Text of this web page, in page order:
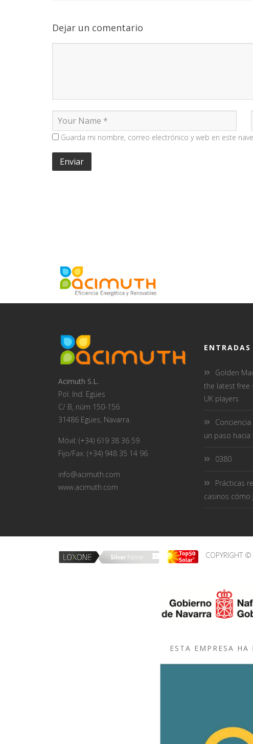
Dejar un comentario
Guarda mi nombre, correo electrónico y web en este
Acimuth S.L.
Pol. Ind. Egües
C/ B, núm 150-156
31486 Egües, Navarra.
Móvil: (+34) 619 38 36 59
Fijo/Fax: (+34) 948 35 14 96
info@acimuth.com
www.acimuth.com
ENTRADAS
Golden
the latest
UK players
un paso
0380
Prácticas
casinos cómo
COPYRIGHT ©
ESTA EMPRESA